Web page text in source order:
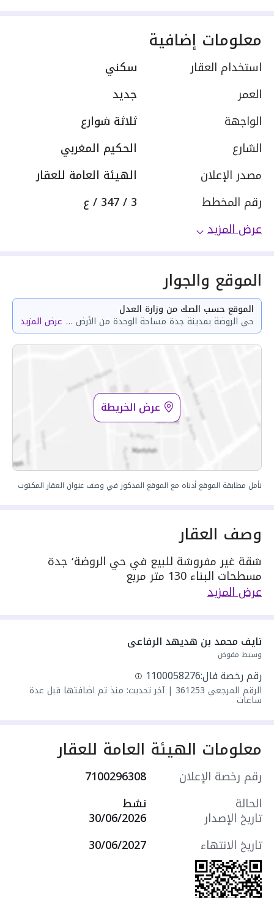
معلومات إضافية
استخدام العقار
سكني
العمر
جديد
الواجهة
ثلاثة شوارع
الشارع
الحكيم المغربي
مصدر الإعلان
الهيئة العامة للعقار
رقم المخطط
3 / 347 / ع
عرض المزيد
الموقع والجوار
الموقع حسب الصك من وزارة العدل
حي الروضة بمدينة جدة مساحة الوحدة من الأرض 35.84 متر وتختص من المنافع والأجزاء المشتركة بمساحة 74.45 متر عرض المزيد
عرض الخريطة
نأمل مطابقة الموقع أدناه مع الموقع المذكور في وصف عنوان العقار المكتوب
وصف العقار
شقة غير مفروشة للبيع في حي الروضة٬ جدة
مسطحات البناء 130 متر مربع
دور العقار 3
واصل كهرباء
واصل مياه
سنة البناء: 2026
مميزات العقار:
- حديقة
- مدارس
- مركز صحي
- مركز تجاري
- حديقة
- درج داخلي
- موقف سيارة داخلي
- مدخلين منفصلين
التجهيزات:
- ديكورات جبسية
- تكييف سبليت
- نظام أمن
- مصعد كهربائي
عرض المزيد
نايف محمد بن هديهد الرفاعى
وسيط مفوض
رقم رخصة فال:1100058276
الرقم المرجعي 361253
|آخر تحديث: منذ تم اضافتها قبل عدة
ساعات
معلومات الهيئة العامة للعقار
رقم رخصة الإعلان
7100296308
الحالة
نشط
تاريخ الإصدار
30/06/2026
تاريخ الانتهاء
30/06/2027